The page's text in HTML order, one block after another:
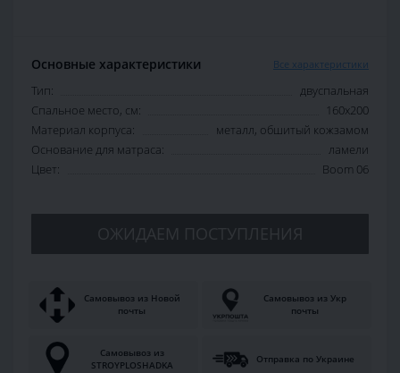
Основные характеристики Все характеристики
Тип:
двуспальная
Спальное место, см:
160х200
Материал корпуса:
металл, обшитый кожзамом
Основание для матраса:
ламели
Цвет:
Boom 06
ОЖИДАЕМ ПОСТУПЛЕНИЯ
Самовывоз из Новой
почты
Самовывоз из Укр
почты
Самовывоз из
STROYPLOSHADKA
Отправка по Украине